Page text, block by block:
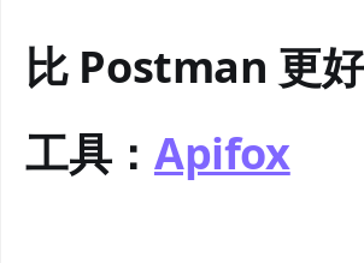
比 Postman 更
工具： Apifox